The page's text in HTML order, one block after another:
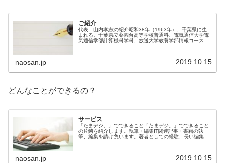
ご紹介
代表 山内孝志の紹介昭和38年（1963年）、千葉県に生
まれる。千葉県立薬園台高等学校普通科、電気通信大学電
気通信学部計算機科学科、放送大学教養学部情報コース出
naosan.jp 2019.10.15
どんなことができるの？
サービス
「たまデジ。」でできること「たまデジ。」でできること
の片鱗を紹介します。執筆・編集IT関連記事・書籍の執
筆、編集を請け負います。著者としての経験、長い編集者
naosan.jp 2019.10.15